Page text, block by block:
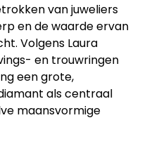
van juweliers
en de waarde ervan
Volgens Laura
en trouwringen
een grote,
als centraal
maansvormige